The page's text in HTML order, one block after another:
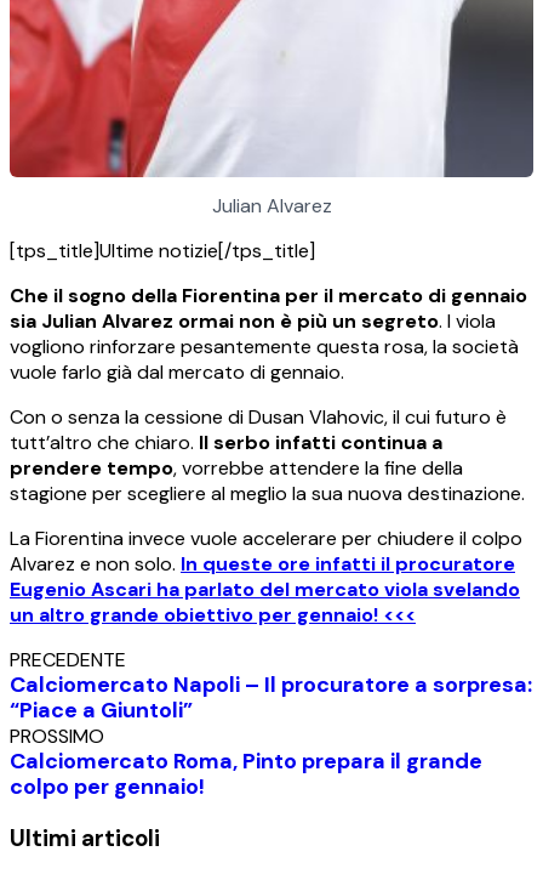
Julian Alvarez
[tps_title]Ultime notizie[/tps_title]
Che il sogno della Fiorentina per il mercato di gennaio
sia Julian Alvarez ormai non è più un segreto. I viola
vogliono rinforzare pesantemente questa rosa, la società
vuole farlo già dal mercato di gennaio.
Con o senza la cessione di Dusan Vlahovic, il cui futuro è
tutt’altro che chiaro. Il serbo infatti continua a
prendere tempo, vorrebbe attendere la fine della
stagione per scegliere al meglio la sua nuova destinazione.
La Fiorentina invece vuole accelerare per chiudere il colpo
Alvarez e non solo. In queste ore infatti il procuratore
Eugenio Ascari ha parlato del mercato viola svelando
un altro grande obiettivo per gennaio! <<<
PRECEDENTE
Calciomercato Napoli – Il procuratore a sorpresa:
“Piace a Giuntoli”
PROSSIMO
Calciomercato Roma, Pinto prepara il grande
colpo per gennaio!
Ultimi articoli